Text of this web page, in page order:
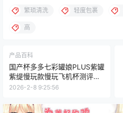
繁琐清洗 轻度包裹
高
产品百科
国产杯多多七彩罐娘PLUS紫罐
紫缇慢玩款慢玩飞机杯测评报
告
2026-2-8 9:25:56